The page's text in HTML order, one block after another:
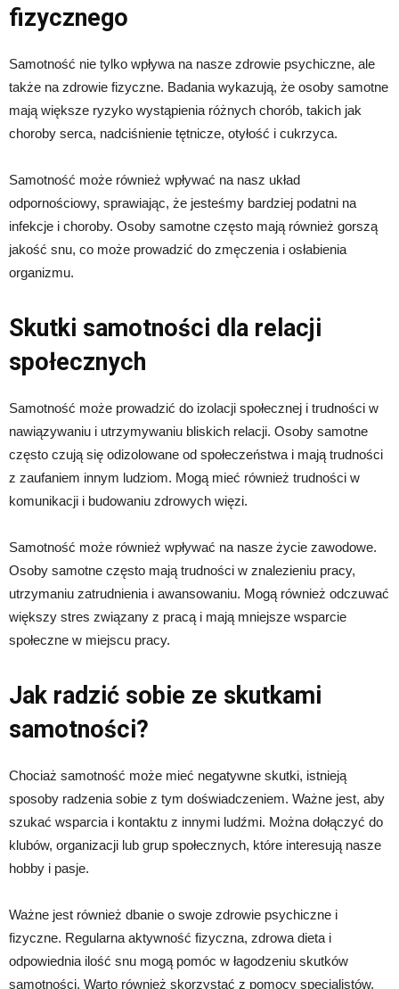
fizycznego
Samotność nie tylko wpływa na nasze zdrowie psychiczne, ale
także na zdrowie fizyczne. Badania wykazują, że osoby samotne
mają większe ryzyko wystąpienia różnych chorób, takich jak
choroby serca, nadciśnienie tętnicze, otyłość i cukrzyca.
Samotność może również wpływać na nasz układ
odpornościowy, sprawiając, że jesteśmy bardziej podatni na
infekcje i choroby. Osoby samotne często mają również gorszą
jakość snu, co może prowadzić do zmęczenia i osłabienia
organizmu.
Skutki samotności dla relacji
społecznych
Samotność może prowadzić do izolacji społecznej i trudności w
nawiązywaniu i utrzymywaniu bliskich relacji. Osoby samotne
często czują się odizolowane od społeczeństwa i mają trudności
z zaufaniem innym ludziom. Mogą mieć również trudności w
komunikacji i budowaniu zdrowych więzi.
Samotność może również wpływać na nasze życie zawodowe.
Osoby samotne często mają trudności w znalezieniu pracy,
utrzymaniu zatrudnienia i awansowaniu. Mogą również odczuwać
większy stres związany z pracą i mają mniejsze wsparcie
społeczne w miejscu pracy.
Jak radzić sobie ze skutkami
samotności?
Chociaż samotność może mieć negatywne skutki, istnieją
sposoby radzenia sobie z tym doświadczeniem. Ważne jest, aby
szukać wsparcia i kontaktu z innymi ludźmi. Można dołączyć do
klubów, organizacji lub grup społecznych, które interesują nasze
hobby i pasje.
Ważne jest również dbanie o swoje zdrowie psychiczne i
fizyczne. Regularna aktywność fizyczna, zdrowa dieta i
odpowiednia ilość snu mogą pomóc w łagodzeniu skutków
samotności. Warto również skorzystać z pomocy specjalistów,